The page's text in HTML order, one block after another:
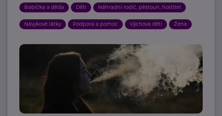
Babička a děda Děti Náhradní rodič, pěstoun, hostitel
Návykové látky Podpora a pomoc Výchova dětí Žena